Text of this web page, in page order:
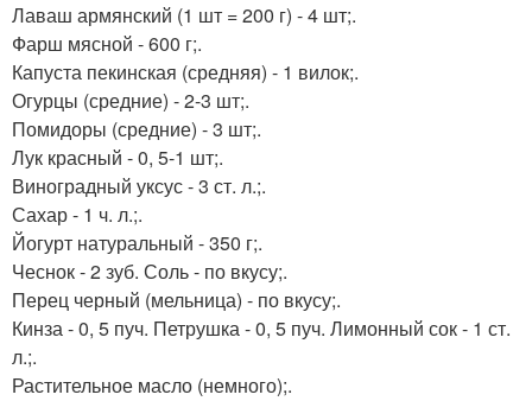
Лаваш армянский (1 шт = 200 г) - 4 шт;.
Фарш мясной - 600 г;.
Капуста пекинская (средняя) - 1 вилок;.
Огурцы (средние) - 2-3 шт;.
Помидоры (средние) - 3 шт;.
Лук красный - 0, 5-1 шт;.
Виноградный уксус - 3 ст. л.;.
Сахар - 1 ч. л.;.
Йогурт натуральный - 350 г;.
Чеснок - 2 зуб. Соль - по вкусу;.
Перец черный (мельница) - по вкусу;.
Кинза - 0, 5 пуч. Петрушка - 0, 5 пуч. Лимонный сок - 1 ст.
л.;.
Растительное масло (немного);.